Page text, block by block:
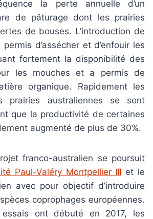
la perte annuelle d’un
de pâturage dont les prairies
de bouses. L’introduction de
d’assécher et d’enfouir les
fortement la disponibilité des
les mouches et a permis de
organique. Rapidement les
prairies australiennes se sont
que la productivité de certaines
augmenté de plus de 30%.
franco-australien se poursuit
Paul-Valéry Montpellier III et le
avec pour objectif d’introduire
coprophages européennes.
essais ont débuté en 2017, les